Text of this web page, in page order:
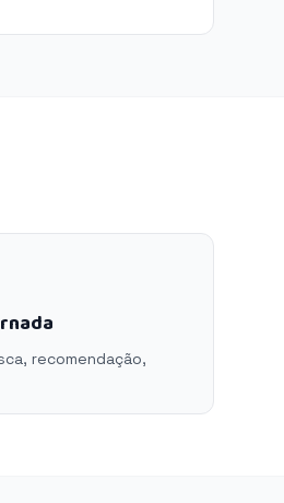
recomendação,